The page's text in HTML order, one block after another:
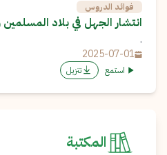
فوائد الدروس
انتشار الجهل في بلاد المسلمين
.
2025-07-01
استمع تنزيل
المكتبة